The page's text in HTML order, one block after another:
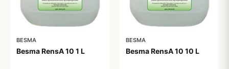
BESMA
Besma RensA 10 1 L
BESMA
Besma RensA 10 10 L